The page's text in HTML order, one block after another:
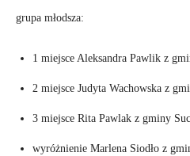
grupa młodsza:
1 miejsce Aleksandra Pawlik z
2 miejsce Judyta Wachowska z
3 miejsce Rita Pawlak z gminy
wyróżnienie Marlena Siodło z